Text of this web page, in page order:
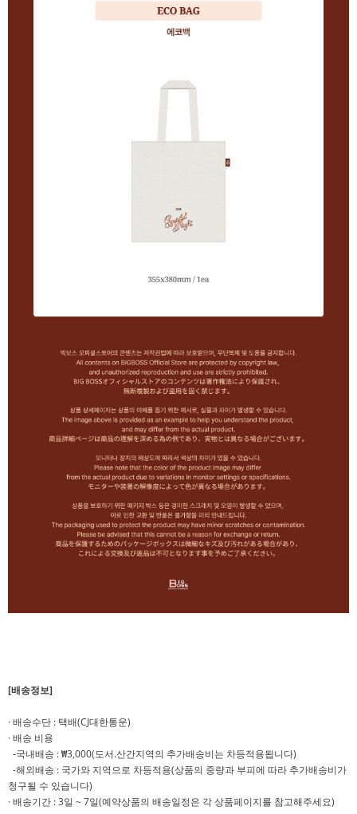
[배송정보]
· 배송수단 : 택배(CJ대한통운)
· 배송 비용
-국내배송 : ₩3,000(도서.산간지역의 추가배송비는 차등적용됩니다)
-해외배송 : 국가와 지역으로 차등적용(상품의 중량과 부피에 따라 추가배송비가
청구될 수 있습니다)
· 배송기간 : 3일 ~ 7일(예약상품의 배송일정은 각 상품페이지를 참고해주세요)